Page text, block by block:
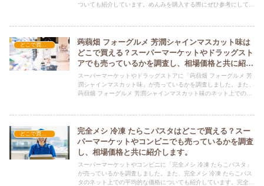
ついても紹介しています。めんみを購入する際にぜひ参考にしてく
どこで買える？-食品・食材
蒟蒻畑 フォーグルメ 芳潤シャインマスカット味は
どこで買える？スーパーマーケットやドラッグスト
アでも売っているかを調査し、相場価格と共に紹介
します。
スーパーマーケットやドラッグストアに「蒟蒻畑 フォーグルメ 芳
潤シャインマスカット味」が売っているかを調査しました。また、
蒟蒻畑 フォーグルメ 芳潤シャインマスカット味のネット上での平
どこで買える？-食品・食材
完全メシ 冷凍 たらこパスタはどこで買える？スー
パーマーケットやコンビニでも売っているかを調査
し、相場価格と共に紹介します。
スーパーマーケットやコンビニに「完全メシ 冷凍 たらこパスタ」
が売っているかを調査しました。また、完全メシ 冷凍 たらこパス
タのネット上での平均的な価格についても紹介しています。完全メ